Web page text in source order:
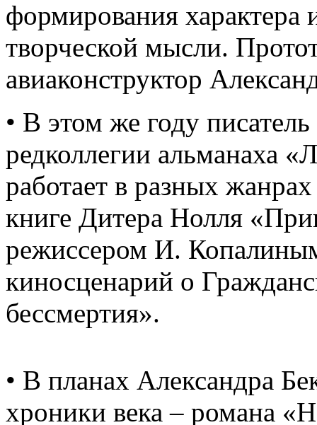
формирования характера
творческой мысли.
авиаконструктор
• В этом же году
редколлегии альманаха
работает в разных
книге Дитера Нолля
режиссером И.
киносценарий о
бессмертия».
• В планах Александра
хроники века – романа